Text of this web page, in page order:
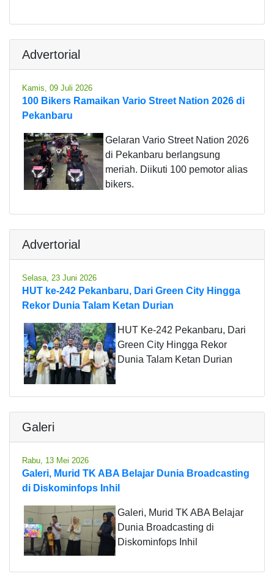
Advertorial
Kamis, 09 Juli 2026
100 Bikers Ramaikan Vario Street Nation 2026 di
Pekanbaru
Gelaran Vario Street Nation 2026
di Pekanbaru berlangsung
meriah. Diikuti 100 pemotor alias
bikers.
Advertorial
Selasa, 23 Juni 2026
HUT ke-242 Pekanbaru, Dari Green City Hingga
Rekor Dunia Talam Ketan Durian
HUT Ke-242 Pekanbaru, Dari
Green City Hingga Rekor
Dunia Talam Ketan Durian
Galeri
Rabu, 13 Mei 2026
Galeri, Murid TK ABA Belajar Dunia Broadcasting
di Diskominfops Inhil
Galeri, Murid TK ABA Belajar
Dunia Broadcasting di
Diskominfops Inhil